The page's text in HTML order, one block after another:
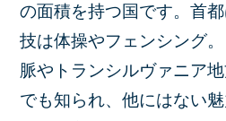
の面積を持つ国です。首
技は体操やフェンシング
脈やトランシルヴァニア
でも知られ、他にはない